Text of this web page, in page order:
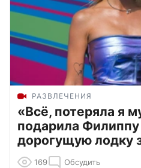
РАЗВЛЕЧЕНИЯ
«Всё, потеряла я
подарила Филиппу
дорогущую лодку
169 Обсудить